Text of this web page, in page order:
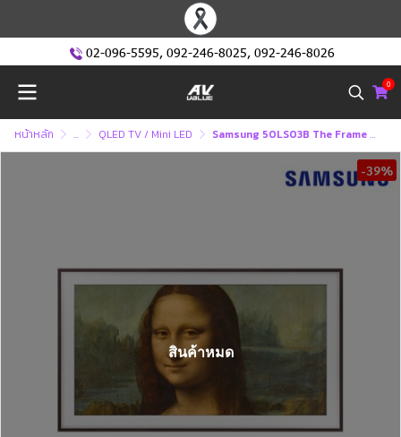
02-096-5595, 092-246-8025, 092-246-8026
0
หน้าหลัก ... QLED TV / Mini LED Samsung 50LS03B The Frame LS03B Lifestyle TV ทีวี 50 นิ้ว *FREE : แถมฟรี กรอบทีวี The Frame 1 ชิ้น*
-39%
สินค้าหมด